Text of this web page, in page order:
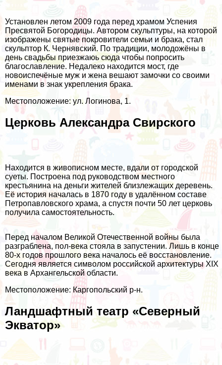
Установлен летом 2009 года перед храмом Успения
Пресвятой Богородицы. Автором скульптуры, на которой
изображены святые покровители семьи и брака, стал
скульптор К. Чернявский. По традиции, молодожёны в
день свадьбы приезжаюь сюда чтобы попросить
благославление. Недалеко находится мост, где
новоиспечёные муж и жена вешают замочки со своими
именами в знак укрепления брака.
Местоположение: ул. Логинова, 1.
Церковь Александра Свирского
Находится в живописном месте, вдали от городской
суеты. Построена под руководством местного
крестьянина на деньги жителей близлежащих деревень.
Её история началась в 1870 году в удалённом составе
Петропавловского храма, а спустя почти 50 лет церковь
получила самостоятельность.
Перед началом Великой Отечественной войны была
разграблена, пол-века стояла в запустении. Лишь в конце
80-х годов прошлого века началось её восстановление.
Сегодня является символом российской архитектуры XIX
века в Архангельской области.
Местоположение: Каргопольский р-н.
Ландшафтный театр «Северный
Экватор»